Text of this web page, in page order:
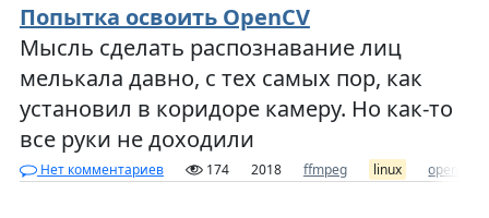
Попытка освоить OpenCV
Мысль сделать распознавание лиц
мелькала давно, с тех самых пор, как
установил в коридоре камеру. Но как-то
все руки не доходили
Нет комментариев 174 2018 ffmpeg linux opencv